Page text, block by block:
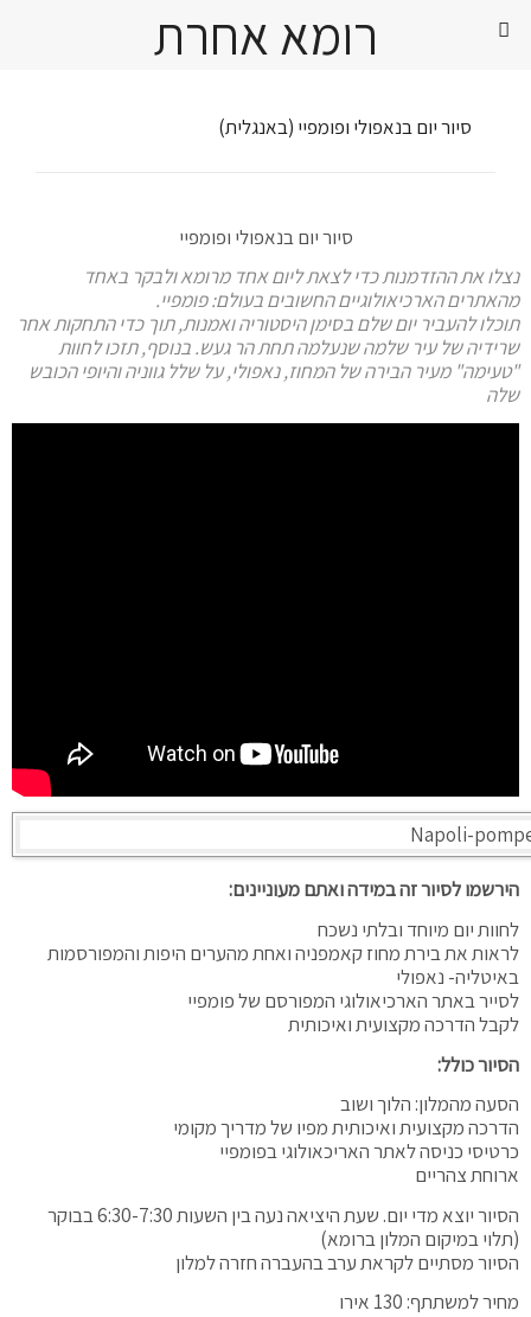
סיור יום בנאפולי ופומפיי (באנגלית)
סיור יום בנאפולי ופומפיי
נצלו את ההזדמנות כדי לצאת ליום אחד מרומא ולבקר באחד
מהאתרים הארכיאולוגיים החשובים בעולם: פומפיי.
תוכלו להעביר יום שלם בסימן היסטוריה ואמנות, תוך כדי התחקות אחר
שרידיה של עיר שלמה שנעלמה תחת הר געש. בנוסף, תזכו לחוות
"טעימה" מעיר הבירה של המחוז, נאפולי, על שלל גווניה והיופי הכובש
שלה
הירשמו לסיור זה במידה ואתם מעוניינים:
לחוות יום מיוחד ובלתי נשכח
לראות את בירת מחוז קאמפניה ואחת מהערים היפות והמפורסמות
באיטליה- נאפולי
לסייר באתר הארכיאולוגי המפורסם של פומפיי
לקבל הדרכה מקצועית ואיכותית
הסיור כולל:
הסעה מהמלון: הלוך ושוב
הדרכה מקצועית ואיכותית מפיו של מדריך מקומי
כרטיסי כניסה לאתר האריכאולוגי בפומפיי
ארוחת צהריים
הסיור יוצא מדי יום. שעת היציאה נעה בין השעות 6:30-7:30 בבוקר
(תלוי במיקום המלון ברומא)
הסיור מסתיים לקראת ערב בהעברה חזרה למלון
מחיר למשתתף: 130 אירו
רומא אחרת